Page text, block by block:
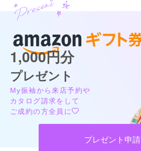
1,000円分
プレゼント
My振袖から来店予約や
カタログ請求をして
ご成約の方全員に
プレゼント申請